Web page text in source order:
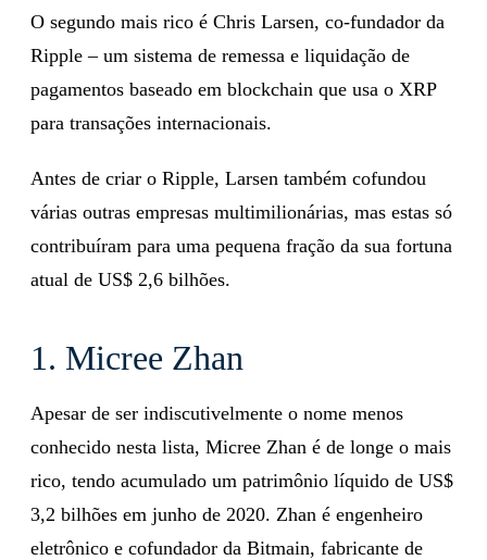
O segundo mais rico é Chris Larsen, co-fundador da
Ripple – um sistema de remessa e liquidação de
pagamentos baseado em blockchain que usa o XRP
para transações internacionais.
Antes de criar o Ripple, Larsen também cofundou
várias outras empresas multimilionárias, mas estas só
contribuíram para uma pequena fração da sua fortuna
atual de US$ 2,6 bilhões.
1. Micree Zhan
Apesar de ser indiscutivelmente o nome menos
conhecido nesta lista, Micree Zhan é de longe o mais
rico, tendo acumulado um patrimônio líquido de US$
3,2 bilhões em junho de 2020. Zhan é engenheiro
eletrônico e cofundador da Bitmain, fabricante de